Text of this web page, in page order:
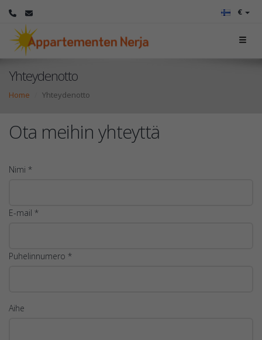
€
Yhteydenotto
Home Yhteydenotto
Ota meihin yhteyttä
Nimi *
E-mail *
Puhelinnumero *
Aihe